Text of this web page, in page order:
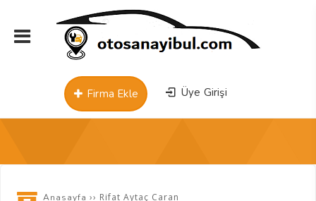
Üye Girişi
Firma Ekle
Anasayfa ›› Rifat Aytaç Caran